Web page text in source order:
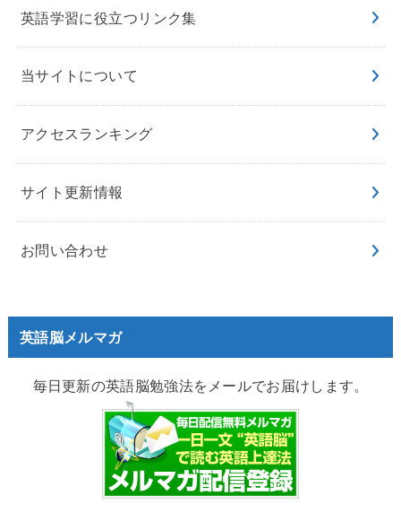
英語学習に役立つリンク集
当サイトについて
アクセスランキング
サイト更新情報
お問い合わせ
英語脳メルマガ
毎日更新の英語脳勉強法をメールでお届けします。